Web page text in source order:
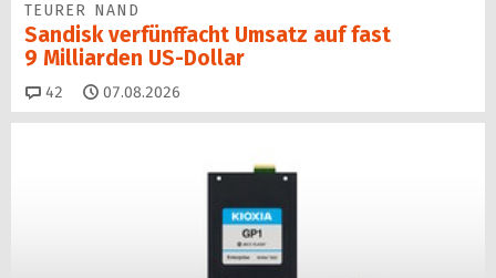
TEURER NAND
Sandisk verfünffacht Umsatz auf fast
9 Milliarden US-Dollar
42 Kommentare
07.08.2026